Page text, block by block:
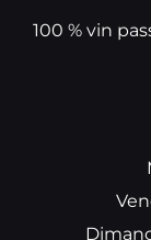
100 % vin